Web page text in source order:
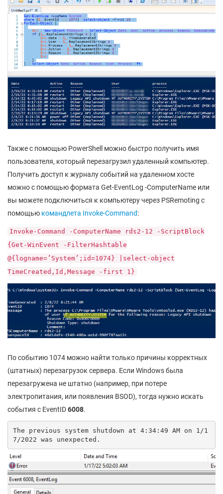
Также с помощью PowerShell можно быстро получить имя
пользователя, который перезагрузил удаленный компьютер.
Получить доступ к журналу событий на удаленном хосте
можно с помощью формата Get-EventLog -ComputerName или
вы можете подключиться к компьютеру через PSRemoting с
помощью командлета Invoke-Command:
Invoke-Command -ComputerName rds2-12 -ScriptBlock
{Get-WinEvent -FilterHashtable
@{logname=’System’;id=1074} |select-object
TimeCreated,Id,Message -first 1}
По событию 1074 можно найти только причины корректных
(штатных) перезагрузок сервера. Если Windows была
перезагружена не штатно (например, при потере
электропитания, или появления BSOD), тогда нужно искать
события с EventID6008.
The previous system shutdown at 4:34:49 AM on ‎1/‎1
7/‎2022 was unexpected.